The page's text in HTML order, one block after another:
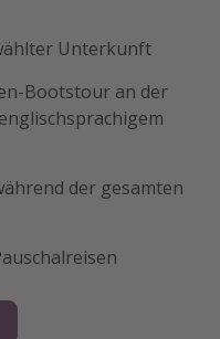
Unterkunft
Bootstour an der
der gesamten